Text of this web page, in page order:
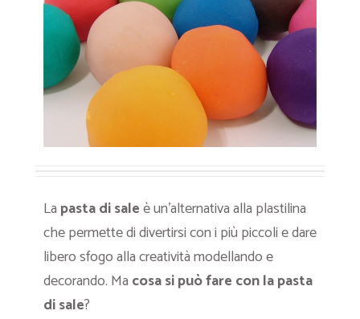
La pasta di saleè un’alternativa alla plastilina
che permette di divertirsi con i più piccoli e dare
libero sfogo alla creatività modellando e
decorando. Ma cosa si può fare con la pasta
di sale?